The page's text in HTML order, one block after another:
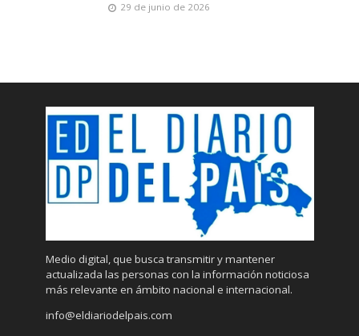
29 de junio de 2026
Medio digital, que busca transmitir y mantener
actualizada las personas con la información noticiosa
más relevante en ámbito nacional e internacional.
info@eldiariodelpais.com